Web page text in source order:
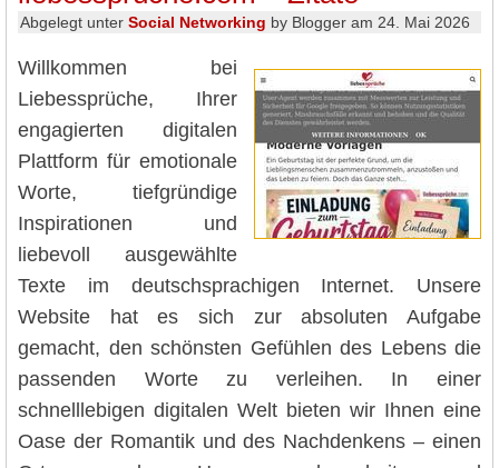
Abgelegt unter Social Networking by Blogger am 24. Mai 2026
Willkommen bei
Liebessprüche, Ihrer
engagierten digitalen
Plattform für emotionale
Worte, tiefgründige
Inspirationen und
liebevoll ausgewählte
Texte im deutschsprachigen Internet. Unsere
Website hat es sich zur absoluten Aufgabe
gemacht, den schönsten Gefühlen des Lebens die
passenden Worte zu verleihen. In einer
schnelllebigen digitalen Welt bieten wir Ihnen eine
Oase der Romantik und des Nachdenkens – einen